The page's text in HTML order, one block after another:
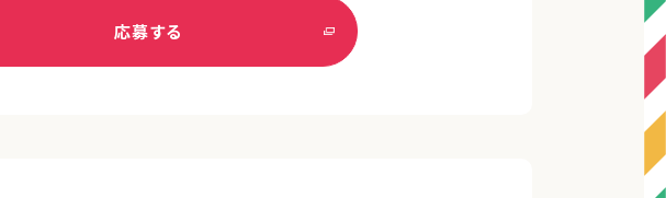
応募する